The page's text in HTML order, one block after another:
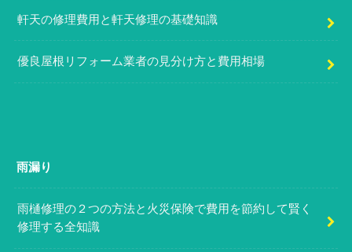
軒天の修理費用と軒天修理の基礎知識
優良屋根リフォーム業者の見分け方と費用相場
雨漏り
雨樋修理の２つの方法と火災保険で費用を節約して賢く
修理する全知識